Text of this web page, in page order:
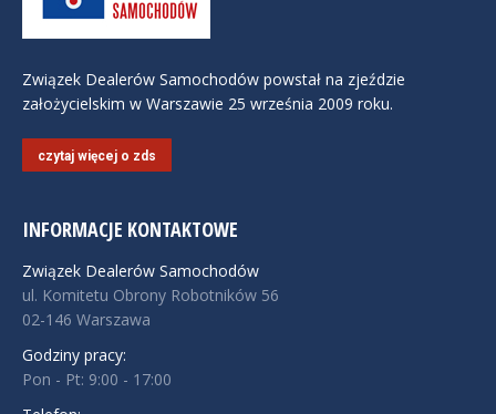
Związek Dealerów Samochodów powstał na zjeździe
założycielskim w Warszawie 25 września 2009 roku.
czytaj więcej o zds
INFORMACJE KONTAKTOWE
Związek Dealerów Samochodów
ul. Komitetu Obrony Robotników 56
02-146 Warszawa
Godziny pracy:
Pon - Pt: 9:00 - 17:00